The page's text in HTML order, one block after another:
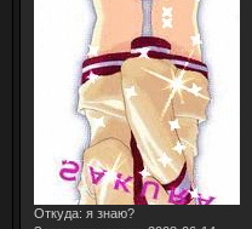
Откуда: я знаю?